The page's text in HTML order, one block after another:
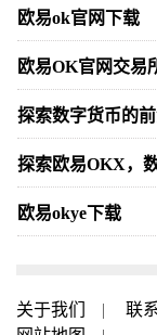
欧易ok官网下载
欧易OK官网交易
探索数字货币的
探索欧易OKX，
欧易okye下载
关于我们 | 联